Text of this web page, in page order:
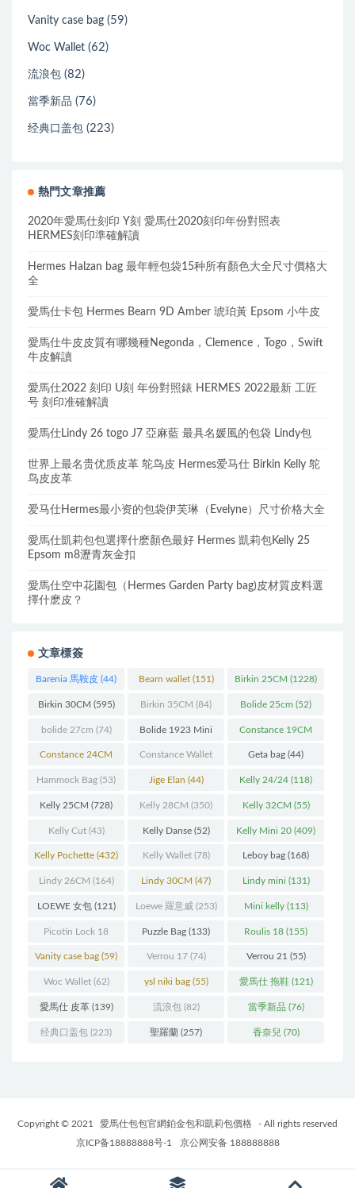
Vanity case bag (59)
Woc Wallet (62)
流浪包 (82)
當季新品 (76)
经典口盖包 (223)
熱門文章推薦
2020年愛馬仕刻印 Y刻 愛馬仕2020刻印年份對照表
HERMES刻印準確解讀
Hermes Halzan bag 最年輕包袋15种所有顏色大全尺寸價格大
全
愛馬仕卡包 Hermes Bearn 9D Amber 琥珀黃 Epsom 小牛皮
愛馬仕牛皮皮質有哪幾種Negonda，Clemence，Togo，Swift
牛皮解讀
愛馬仕2022 刻印 U刻 年份對照錶 HERMES 2022最新 工匠
号 刻印准確解讀
愛馬仕Lindy 26 togo J7 亞麻藍 最具名媛風的包袋 Lindy包
世界上最名贵优质皮革 鸵鸟皮 Hermes爱马仕 Birkin Kelly 鸵
鸟皮皮革
爱马仕Hermes最小资的包袋伊芙琳（Evelyne）尺寸价格大全
愛馬仕凱莉包包選擇什麽顏色最好 Hermes 凱莉包Kelly 25
Epsom m8瀝青灰金扣
愛馬仕空中花園包（Hermes Garden Party bag)皮材質皮料選
擇什麽皮？
文章標簽
Barenia 馬鞍皮 (44) Bearn wallet(151) Birkin 25CM (1228)
Birkin 30CM (595) Birkin 35CM (84) Bolide 25cm (52)
bolide 27cm (74) Bolide 1923 Mini
(93)
Constance 19CM
(571)
Constance 24CM
(216)
Constance Wallet
(60)
Geta bag (44)
Hammock Bag (53) Jige Elan (44) Kelly 24/24 (118)
Kelly 25CM (728) Kelly 28CM (350) Kelly 32CM (55)
Kelly Cut(43) Kelly Danse(52) Kelly Mini 20 (409)
Kelly Pochette (432) Kelly Wallet(78) Leboy bag (168)
Lindy 26CM (164) Lindy 30CM (47) Lindy mini (131)
LOEWE 女包(121) Loewe 羅意威(253) Mini kelly(113)
Picotin Lock 18
(202)
Puzzle Bag (133) Roulis 18 (155)
Vanity case bag (59) Verrou 17(74) Verrou 21 (55)
Woc Wallet(62) ysl niki bag(55) 愛馬仕 拖鞋(121)
愛馬仕 皮革(139) 流浪包(82) 當季新品 (76)
经典口盖包 (223) 聖羅蘭 (257) 香奈兒 (70)
Copyright © 2021 愛馬仕包包官網鉑金包和凱莉包價格
- All rights reserved
京ICP备18888888号-1
京公网安备 188888888